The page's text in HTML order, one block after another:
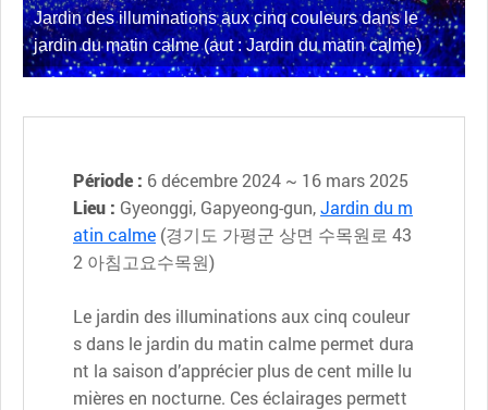
Jardin des illuminations aux cinq couleurs dans le
jardin du matin calme (aut : Jardin du matin calme)
Période : 6 décembre 2024 ~ 16 mars 2025
Lieu : Gyeonggi, Gapyeong-gun,Jardin du m
atin calme (경기도 가평군 상면 수목원로 43
2 아침고요수목원)
Le jardin des illuminations aux cinq couleur
s dans le jardin du matin calme permet dura
nt la saison d’apprécier plus de cent mille lu
mières en nocturne. Ces éclairages permett